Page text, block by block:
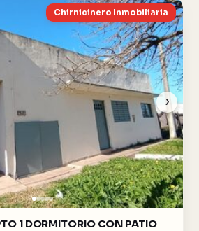
›
Chirnicinero Inmobiliaria
- DEPTO 1 DORMITORIO CON PATIO